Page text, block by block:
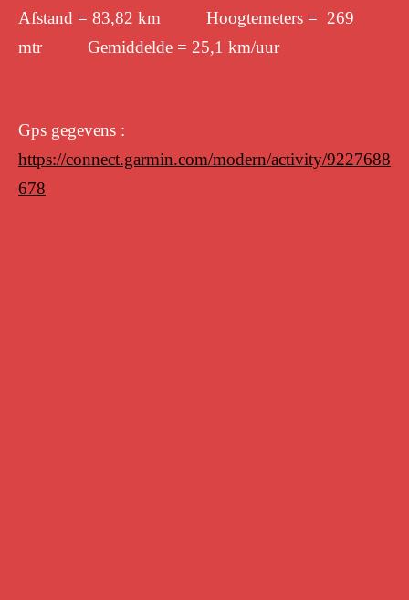
Afstand = 83,82 km Hoogtemeters = 269
mtr Gemiddelde = 25,1 km/uur
Gps gegevens :
https://connect.garmin.com/modern/activity/9227688
678